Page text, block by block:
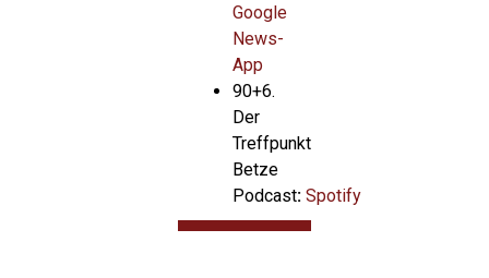
Google
News-
App
90+6.
Der
Treffpunkt
Betze
Podcast: Spotify